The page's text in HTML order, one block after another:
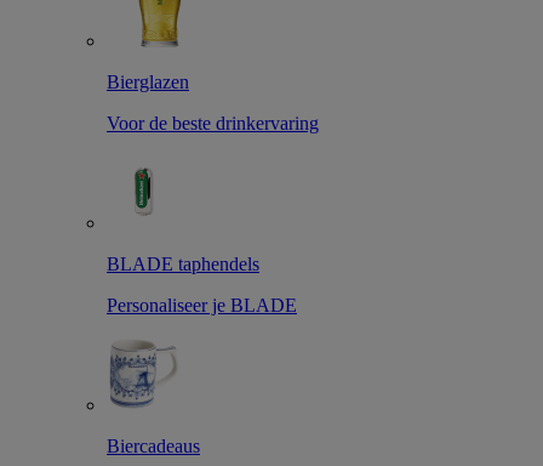
Bierglazen
Voor de beste drinkervaring
BLADE taphendels
Personaliseer je BLADE
Biercadeaus